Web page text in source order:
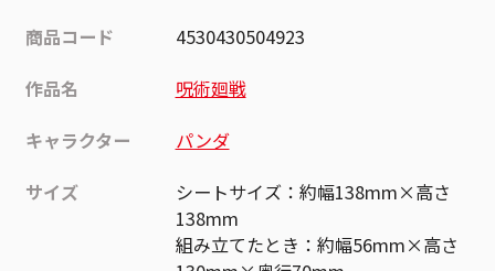
商品コード
4530430504923
作品名
呪術廻戦
キャラクター
パンダ
サイズ
シートサイズ：約幅138mm×高さ
138mm
組み立てたとき：約幅56mm×高さ